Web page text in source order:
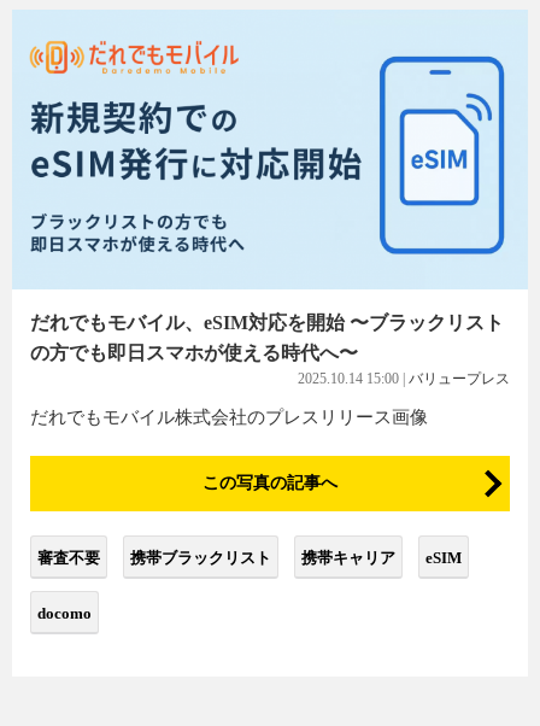
だれでもモバイル、eSIM対応を開始 〜ブラックリスト
の方でも即日スマホが使える時代へ〜
2025.10.14 15:00 バリュープレス
だれでもモバイル株式会社のプレスリリース画像
この写真の記事へ
審査不要 携帯ブラックリスト 携帯キャリア eSIM
docomo